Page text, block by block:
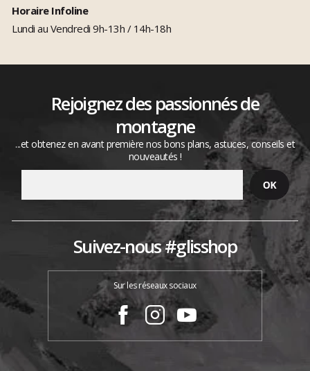
Horaire Infoline
Lundi au Vendredi 9h-13h / 14h-18h
Rejoignez des passionnés de
montagne
...et obtenez en avant première nos bons plans, astuces, conseils et
nouveautés !
Suivez-nous #glisshop
Sur les réseaux sociaux